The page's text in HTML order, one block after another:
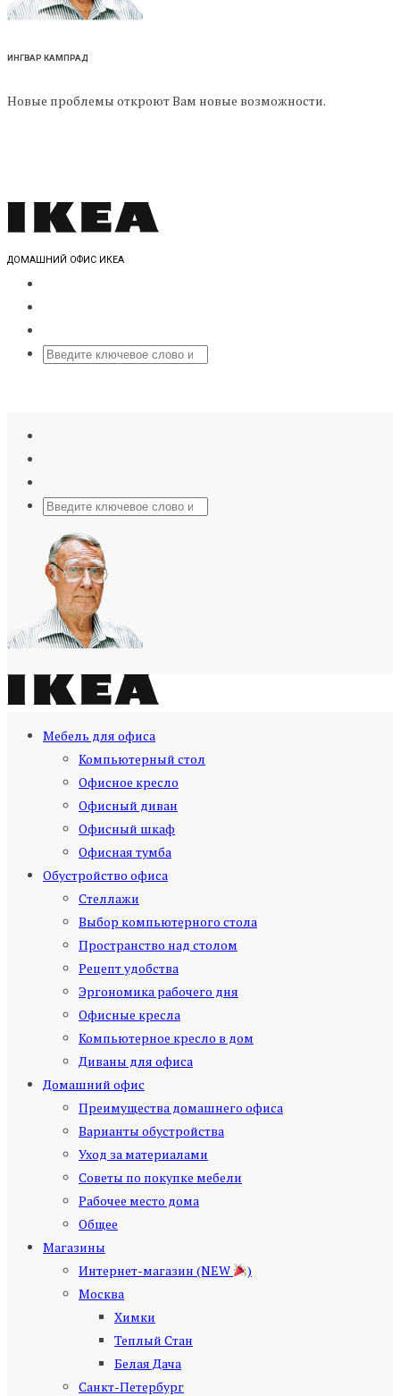
ИНГВАР КАМПРАД
Новые проблемы откроют Вам новые возможности.
ДОМАШНИЙ ОФИС ИКЕА
Мебель для офиса
Компьютерный стол
Офисное кресло
Офисный диван
Офисный шкаф
Офисная тумба
Обустройство офиса
Стеллажи
Выбор компьютерного стола
Пространство над столом
Рецепт удобства
Эргономика рабочего дня
Офисные кресла
Компьютерное кресло в дом
Диваны для офиса
Домашний офис
Преимущества домашнего офиса
Варианты обустройства
Уход за материалами
Советы по покупке мебели
Рабочее место дома
Общее
Магазины
Интернет-магазин (NEW
)
Москва
Химки
Теплый Стан
Белая Дача
Санкт-Петербург